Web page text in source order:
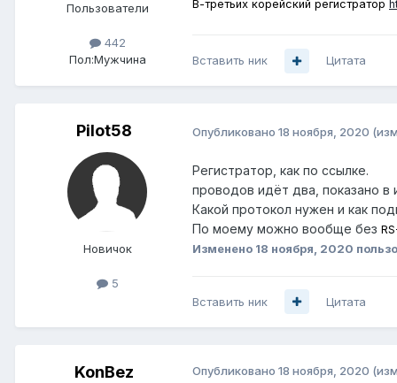
Пользователи
442
Пол:Мужчина
В-третьих корейский регистратор
Вставить ник Цитата
Pilot58
Новичок
5
Опубликовано 18 ноября, 2020
Регистратор, как по ссылке.
проводов идёт два, показано в
Какой протокол нужен и как
По моему можно вообще без
Изменено 18 ноября, 2020
Вставить ник Цитата
KonBez Опубликовано 18 ноября, 2020